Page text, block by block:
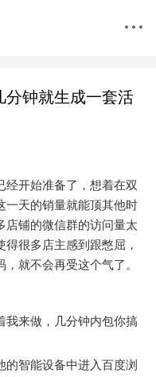
分钟就生成一套活
经开始准备了，想着在双
一天的销量就能顶其他时
店铺的微信群的访问量太
很多店主感到跟憋屈，
就不会再受这个气了。
我来做，几分钟内包你搞
智能设备中进入百度浏